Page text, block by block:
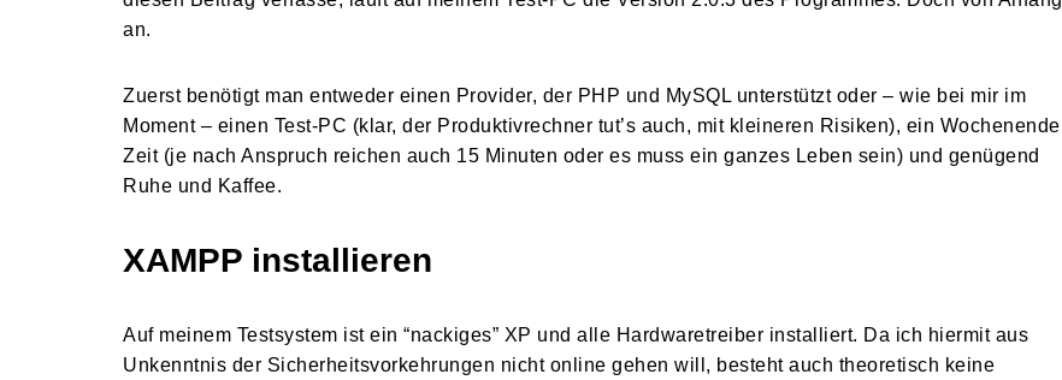
an.
Zuerst benötigt man entweder einen Provider, der PHP und MySQL unterstützt oder – wie bei mir im
Moment – einen Test-PC (klar, der Produktivrechner tut’s auch, mit kleineren Risiken), ein Wochenende
Zeit (je nach Anspruch reichen auch 15 Minuten oder es muss ein ganzes Leben sein) und genügend
Ruhe und Kaffee.
XAMPP installieren
Auf meinem Testsystem ist ein “nackiges” XP und alle Hardwaretreiber installiert. Da ich hiermit aus
Unkenntnis der Sicherheitsvorkehrungen nicht online gehen will, besteht auch theoretisch keine